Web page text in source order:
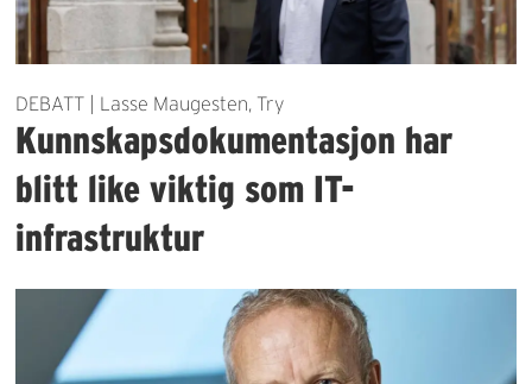
DEBATT | Lasse Maugesten, Try
Kunnskapsdokumentasjon har
blitt like viktig som IT-
infrastruktur